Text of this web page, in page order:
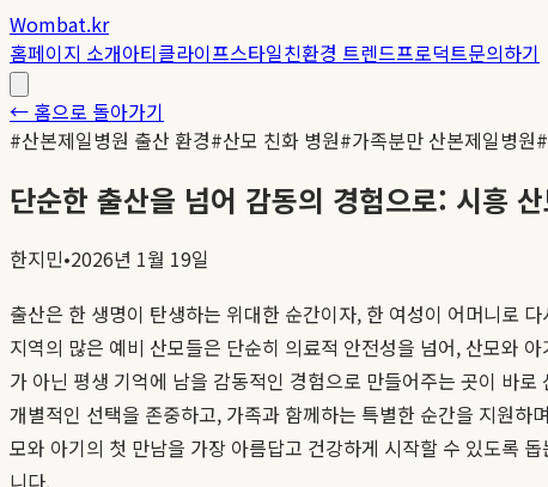
Wombat.kr
홈페이지 소개아티클라이프스타일친환경 트렌드프로덕트문의하기
← 홈으로 돌아가기
#산본제일병원 출산 환경#산모 친화 병원#가족분만 산본제일병원#
단순한 출산을 넘어 감동의 경험으로: 시흥
한지민•2026년 1월 19일
출산은 한 생명이 탄생하는 위대한 순간이자, 한 여성이 어머니로
지역의 많은 예비 산모들은 단순히 의료적 안전성을 넘어, 산모와
가 아닌 평생 기억에 남을 감동적인 경험으로 만들어주는 곳이 바
개별적인 선택을 존중하고, 가족과 함께하는 특별한 순간을 지원하
모와 아기의 첫 만남을 가장 아름답고 건강하게 시작할 수 있도록
니다.